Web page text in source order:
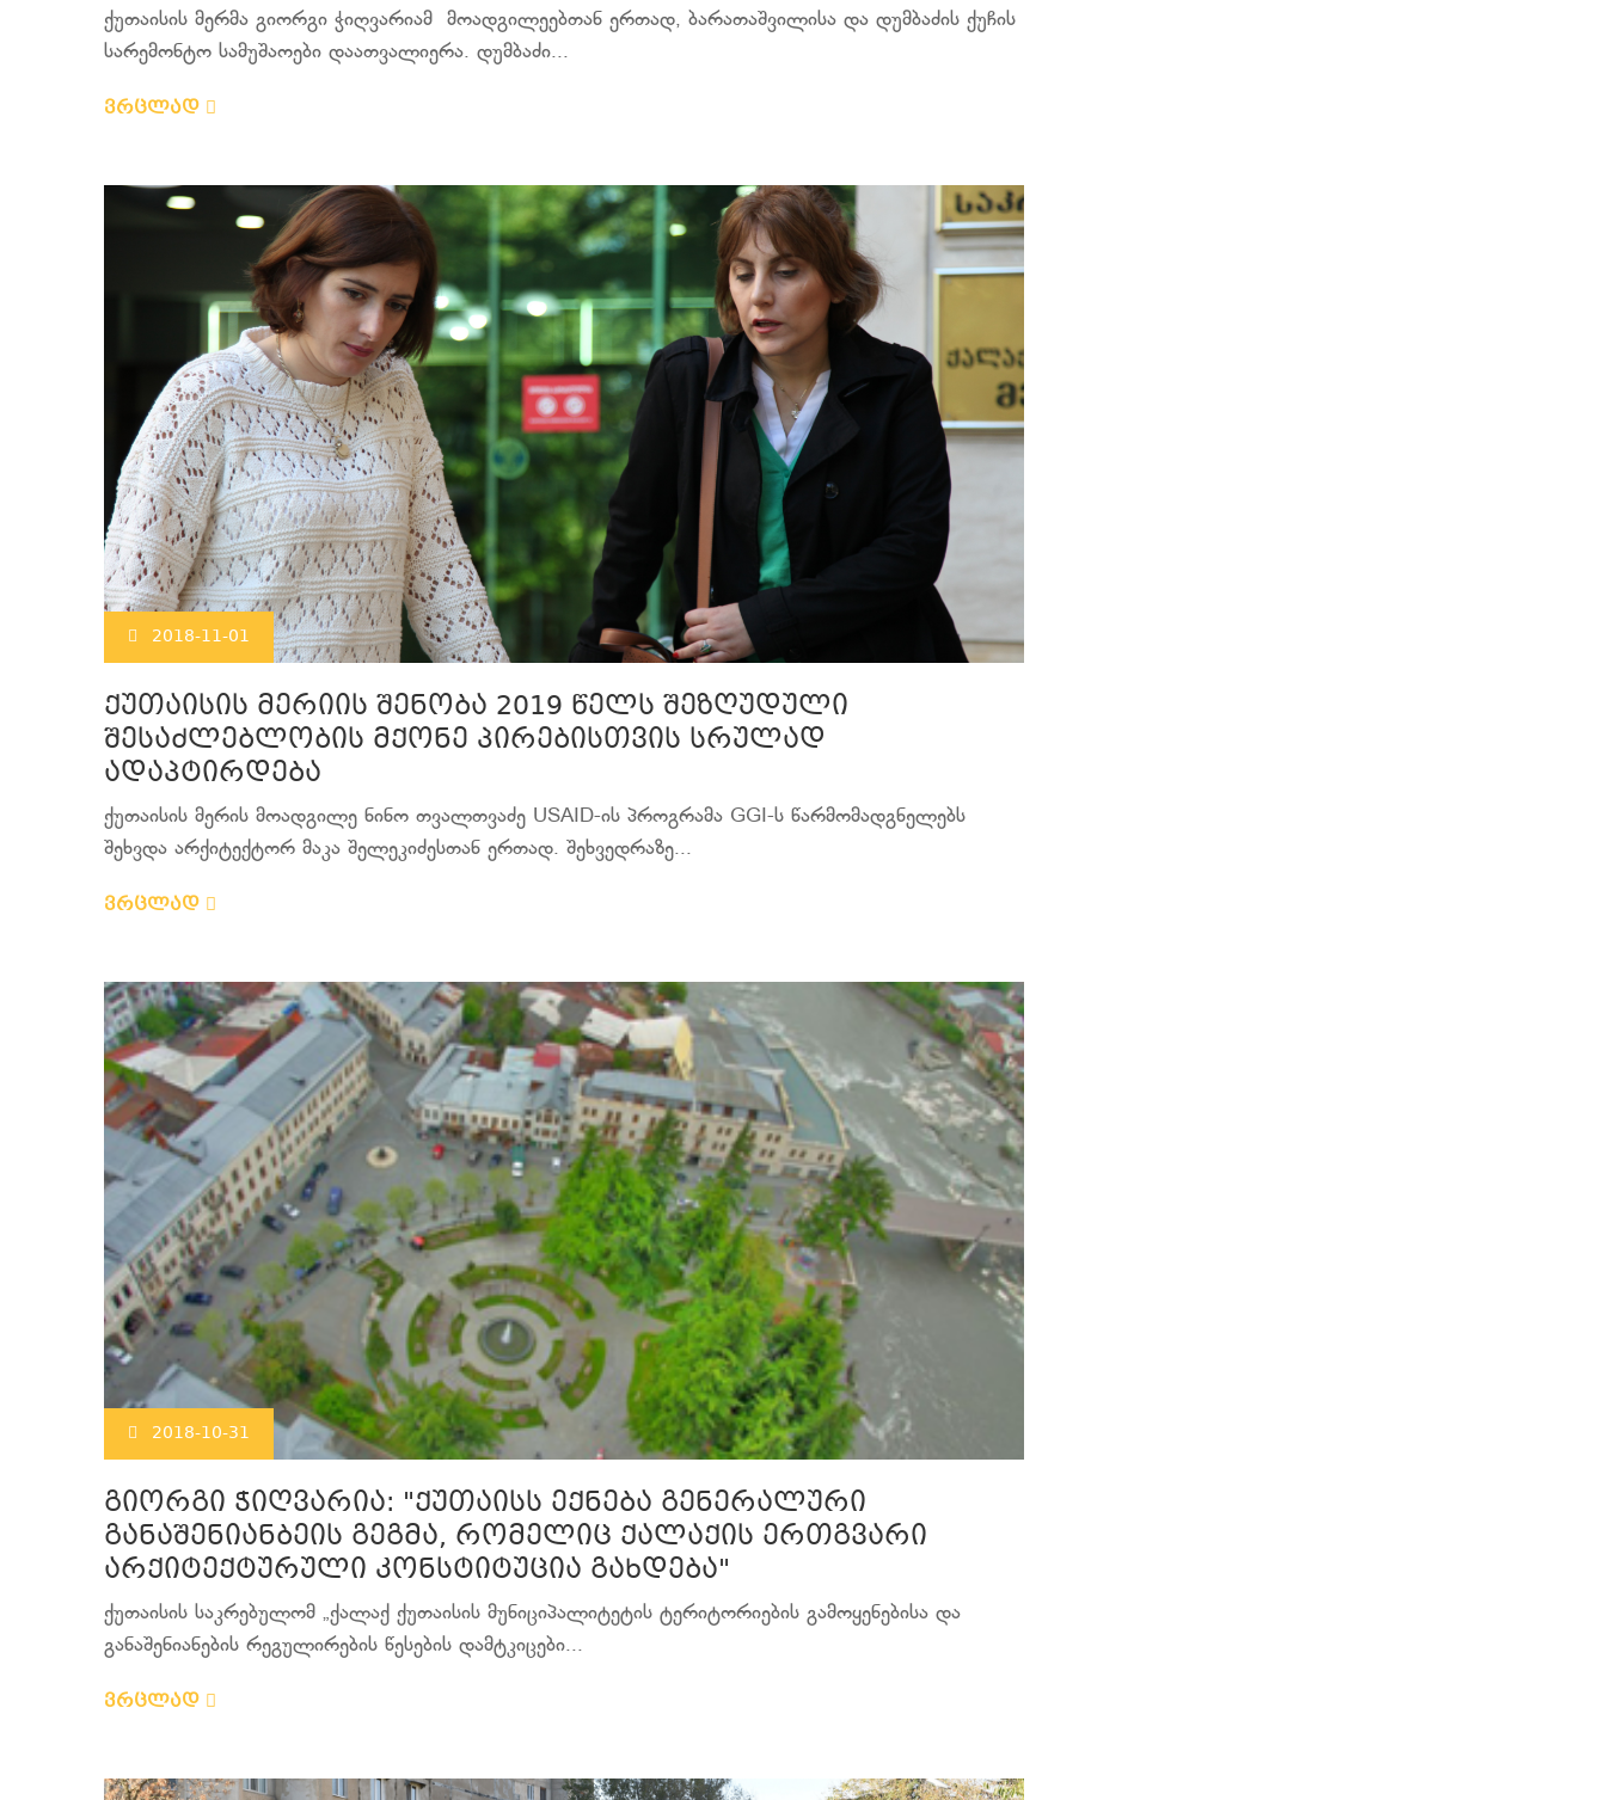
ქუთაისის მერმა გიორგი ჭიღვარიამ მოადგილეებთან ერთად, ბარათაშვილისა და დუმბაძის ქუჩის
სარემონტო სამუშაოები დაათვალიერა. დუმბაძი...
ვრცლად
2018-11-01
ქუთაისის მერიის შენობა 2019 წელს შეზღუდული
შესაძლებლობის მქონე პირებისთვის სრულად
ადაპტირდება
ქუთაისის მერის მოადგილე ნინო თვალთვაძე USAID-ის პროგრამა GGI-ს წარმომადგნელებს
შეხვდა არქიტექტორ მაკა შელეკიძესთან ერთად. შეხვედრაზე...
ვრცლად
2018-10-31
გიორგი ჭიღვარია: "ქუთაისს ექნება გენერალური
განაშენიანბეის გეგმა, რომელიც ქალაქის ერთგვარი
არქიტექტურული კონსტიტუცია გახდება"
ქუთაისის საკრებულომ „ქალაქ ქუთაისის მუნიციპალიტეტის ტერიტორიების გამოყენებისა და
განაშენიანების რეგულირების წესების დამტკიცები...
ვრცლად